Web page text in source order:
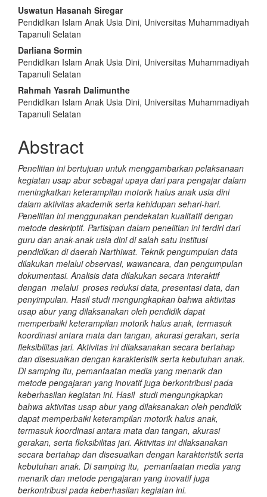
Main
Article
Content
Uswatun Hasanah Siregar
Pendidikan Islam Anak Usia Dini, Universitas Muhammadiyah
Tapanuli Selatan
Darliana Sormin
Pendidikan Islam Anak Usia Dini, Universitas Muhammadiyah
Tapanuli Selatan
Rahmah Yasrah Dalimunthe
Pendidikan Islam Anak Usia Dini, Universitas Muhammadiyah
Tapanuli Selatan
Abstract
Penelitian ini bertujuan untuk menggambarkan pelaksanaan
kegiatan usap abur sebagai upaya dari para pengajar dalam
meningkatkan keterampilan motorik halus anak usia dini
dalam aktivitas akademik serta kehidupan sehari-hari.
Penelitian ini menggunakan pendekatan kualitatif dengan
metode deskriptif. Partisipan dalam penelitian ini terdiri dari
guru dan anak-anak usia dini di salah satu institusi
pendidikan di daerah Narthiwat. Teknik pengumpulan data
dilakukan melalui observasi, wawancara, dan pengumpulan
dokumentasi. Analisis data dilakukan secara interaktif
dengan melalui proses reduksi data, presentasi data, dan
penyimpulan. Hasil studi mengungkapkan bahwa aktivitas
usap abur yang dilaksanakan oleh pendidik dapat
memperbaiki keterampilan motorik halus anak, termasuk
koordinasi antara mata dan tangan, akurasi gerakan, serta
fleksibilitas jari. Aktivitas ini dilaksanakan secara bertahap
dan disesuaikan dengan karakteristik serta kebutuhan anak.
Di samping itu, pemanfaatan media yang menarik dan
metode pengajaran yang inovatif juga berkontribusi pada
keberhasilan kegiatan ini. Hasil studi mengungkapkan
bahwa aktivitas usap abur yang dilaksanakan oleh pendidik
dapat memperbaiki keterampilan motorik halus anak,
termasuk koordinasi antara mata dan tangan, akurasi
gerakan, serta fleksibilitas jari. Aktivitas ini dilaksanakan
secara bertahap dan disesuaikan dengan karakteristik serta
kebutuhan anak. Di samping itu, pemanfaatan media yang
menarik dan metode pengajaran yang inovatif juga
berkontribusi pada keberhasilan kegiatan ini.